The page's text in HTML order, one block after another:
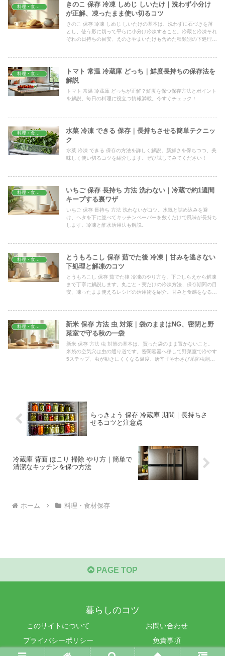
料理・食材保存
きのこ 保存 冷凍 しめじ しいたけ｜洗わず小分け
が正解、凍ったまま使い切るコツ
きのこ 保存 冷凍 しめじ しいたけの基本は、洗わずに石づきを落
とし、使う形に切って平らに小分け冷凍すること。冷蔵と冷凍それ
ぞれの日持ちの目安、えのきやまいたけも含めた種類別の下処理、
料理・食材保存
トマト 常温 冷蔵庫 どっち｜鮮度長持ちの保存法を
解説
トマト 常温 冷蔵庫 どっちが正解？鮮度を保つ保存方法とポイント
を解説。毎日の料理に役立つ情報満載。今すぐチェック！
料理・食材保存
水菜 冷凍 できる 保存｜長持ちさせる簡単テクニッ
ク
水菜 冷凍 できる 保存の方法を詳しく解説。新鮮さを保ちつつ、美
味しく使い切るコツを紹介します。ぜひ試してみてください！
料理・食材保存
いちご 保存 長持ち 方法 洗わない｜冷蔵で約1週間
キープする裏ワザ
いちご 保存 長持ち 方法 洗わないがコツ。水気と詰め込みを避
け、ヘタを下に並べてキッチンペーパーを敷くだけで風味が長持ち
します。冷凍と酢水活用法も解説。
とうもろこし 保存 茹でた後 冷凍｜甘みを逃さない
下処理と解凍のコツ
とうもろこし 保存 茹でた後 冷凍のやり方を、下ごしらえから解凍
まで丁寧に解説します。丸ごと・実だけの冷凍方法、保存期間の目
安、凍ったまま使えるレシピの活用術を紹介。甘みと食感をなるべ
新米 保存 方法 虫 対策｜袋のままはNG、密閉と野
菜室で守る秋の一袋
新米 保存 方法 虫 対策の基本は、買った袋のまま置かないこと。
米袋の空気穴は虫の通り道です。密閉容器へ移して野菜室で冷やす
5ステップ、虫が動きにくくなる温度、唐辛子やわさび系防虫剤の
らっきょう 保存 冷蔵庫 期間｜長持ちさ
せるコツと注意点
冷蔵庫 背面 ほこり 掃除 やり方｜簡単で
清潔なキッチンを保つ方法
ホーム 料理・食材保存
PAGE TOP
暮らしのコツ
このサイトについて
お問い合わせ
プライバシーポリシー
免責事項